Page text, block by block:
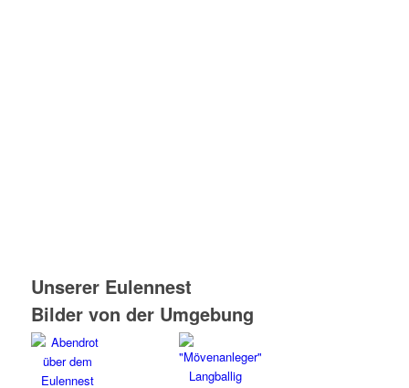
Unserer Eulennest
Bilder von der Umgebung